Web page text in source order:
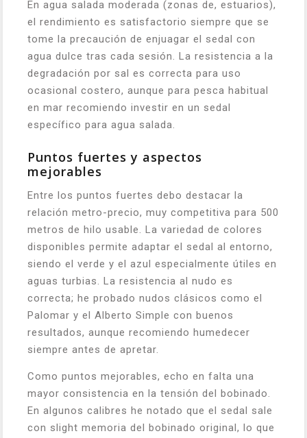
En agua salada moderada (zonas de, estuarios),
el rendimiento es satisfactorio siempre que se
tome la precaución de enjuagar el sedal con
agua dulce tras cada sesión. La resistencia a la
degradación por sal es correcta para uso
ocasional costero, aunque para pesca habitual
en mar recomiendo investir en un sedal
específico para agua salada.
Puntos fuertes y aspectos
mejorables
Entre los puntos fuertes debo destacar la
relación metro-precio, muy competitiva para 500
metros de hilo usable. La variedad de colores
disponibles permite adaptar el sedal al entorno,
siendo el verde y el azul especialmente útiles en
aguas turbias. La resistencia al nudo es
correcta; he probado nudos clásicos como el
Palomar y el Alberto Simple con buenos
resultados, aunque recomiendo humedecer
siempre antes de apretar.
Como puntos mejorables, echo en falta una
mayor consistencia en la tensión del bobinado.
En algunos calibres he notado que el sedal sale
con slight memoria del bobinado original, lo que